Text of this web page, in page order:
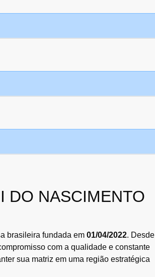
DO NASCIMENTO
brasileira fundada em 01/04/2022. Desde
com a qualidade e constante
sua matriz em uma região estratégica